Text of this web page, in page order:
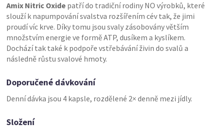
Amix Nitric Oxide patří do tradiční rodiny NO výrobků, které
slouží k napumpování svalstva rozšířením cév tak, že jimi
proudí víc krve. Díky tomu jsou svaly zásobovány větším
množstvím energie ve formě ATP, dusíkem a kyslíkem.
Dochází tak také k podpoře vstřebávání živin do svalů a
následně růstu svalové hmoty.
Doporučené dávkování
Denní dávka jsou 4 kapsle, rozdělené 2× denně mezi jídly.
Složení